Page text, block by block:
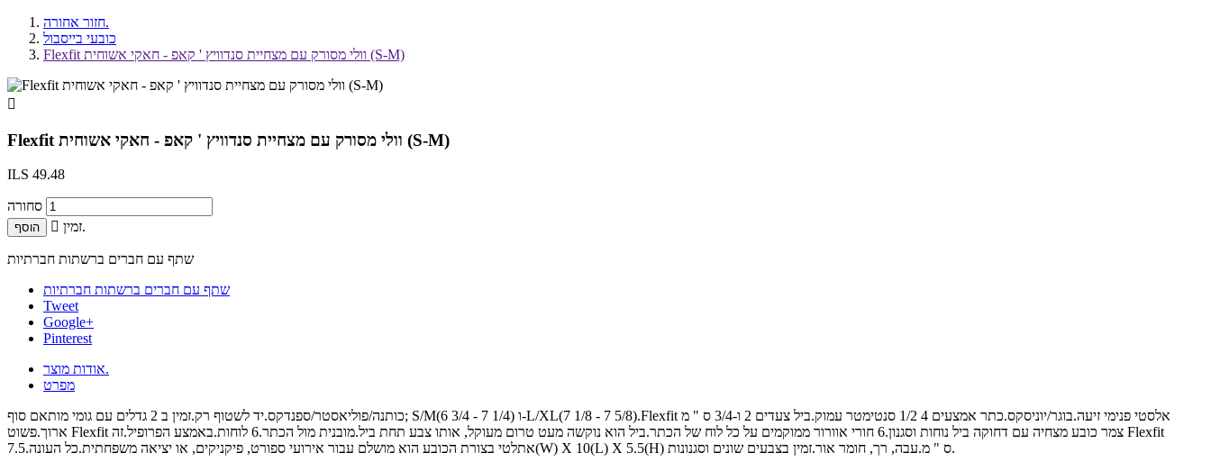
חזור אחורה.
כובעי בייסבול
Flexfit וולי מסורק עם מצחיית סנדוויץ ' קאפ - חאקי אשוחית (S-M)

Flexfit וולי מסורק עם מצחיית סנדוויץ ' קאפ - חאקי אשוחית (S-M)
ILS 49.48
סחורה
הוסף  זמין.
שתף עם חברים ברשתות חברתיות
שתף עם חברים ברשתות חברתיות
Tweet
Google+
Pinterest
אודות מוצר.
מפרט
כותנה/פוליאסטר/ספנדקס.יד לשטוף רק.זמין ב 2 גדלים עם גומי מותאם סוף; S/M(6 3/4 - 7 1/4) ו-L/XL(7 1/8 - 7 5/8).Flexfit אלסטי פנימי זיעה.בוגר/יוניסקס.כתר אמצעים 4 1/2 סנטימטר עמוק.ביל צעדים 2 ו-3/4 ס " מ
ארוך.פשוט Flexfit צמר כובע מצחיה עם דחוקה ביל נוחות וסגנון.6 חורי אוורור ממוקמים על כל לוח של הכתר.ביל הוא נוקשה מעט טרום מעוקל, אותו צבע תחת ביל.מובנית מול הכתר.6 לוחות.באמצע הפרופיל.זה Flexfit
אתלטי בצורת הכובע הוא מושלם עבור אירועי ספורט, פיקניקים, או יציאה משפחתית.כל העונה.7.5(W) X 10(L) X 5.5(H) ס " מ.עבה, רך, חומר אור.זמין בצבעים שונים וסגנונות.